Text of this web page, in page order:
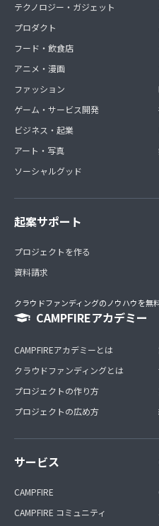
テクノロジー・ガジェット
プロダクト
フード・飲食店
アニメ・漫画
ファッション
ゲーム・サービス開発
ビジネス・起業
アート・写真
ソーシャルグッド
起案サポート
プロジェクトを作る
資料請求
クラウドファンディングのノウハウを無
CAMPFIREアカデミー
CAMPFIREアカデミーとは
クラウドファンディングとは
プロジェクトの作り方
プロジェクトの広め方
サービス
CAMPFIRE
CAMPFIRE コミュニティ